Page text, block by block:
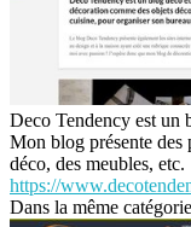
Deco Tendency est un
Mon blog présente des
déco, des meubles, etc.
https://
Dans la même catégorie